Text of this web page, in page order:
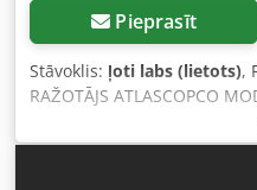
Pieprasīt
Stāvoklis: ļoti labs (lietots),
RAŽOTĀJS ATLASCOPCO
APF195117 GADS 2014
Smomor PRODUKTIVITĀTE
(bar) 8,3 DARBA STUNDAS